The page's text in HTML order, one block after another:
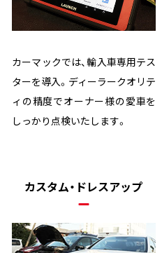
カーマックでは、輸入車専用テス
ターを導入。ディーラークオリテ
ィの精度でオーナー様の愛車を
しっかり点検いたします。
カスタム・ドレスアップ